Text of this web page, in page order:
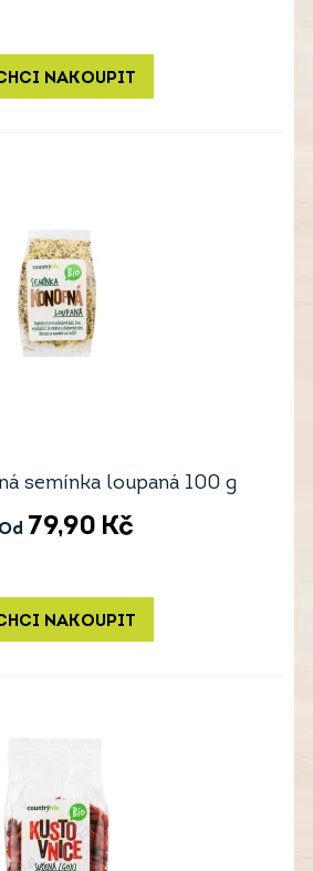
NAKOUPIT
semínka loupaná 100 g
Od 79,90 Kč
NAKOUPIT